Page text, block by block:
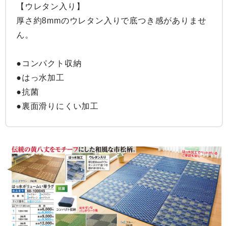
【ウレタン入り】
厚さ約8mmのウレタン入りで底つき感がありませ
ん。
●コンパクト収納
●はっ水加工
●抗菌
●裏面滑りにくい加工